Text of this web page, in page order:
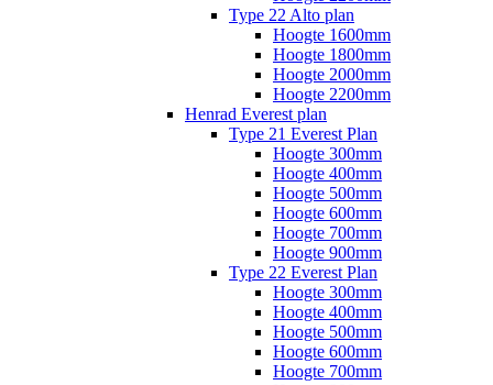
Type 22 Alto plan
Hoogte 1600mm
Hoogte 1800mm
Hoogte 2000mm
Hoogte 2200mm
Henrad Everest plan
Type 21 Everest Plan
Hoogte 300mm
Hoogte 400mm
Hoogte 500mm
Hoogte 600mm
Hoogte 700mm
Hoogte 900mm
Type 22 Everest Plan
Hoogte 300mm
Hoogte 400mm
Hoogte 500mm
Hoogte 600mm
Hoogte 700mm